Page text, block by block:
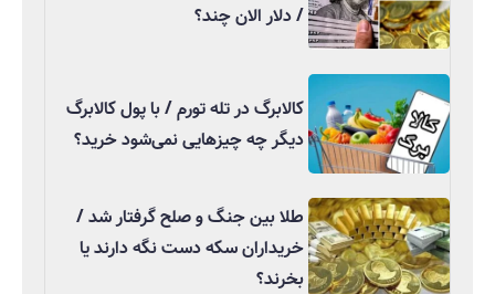
/ دلار الان چند؟
کالابرگ در تله تورم / با پول کالابرگ
دیگر چه چیزهایی نمی‌شود خرید؟
طلا بین جنگ و صلح گرفتار شد /
خریداران سکه دست نگه دارند یا
بخرند؟